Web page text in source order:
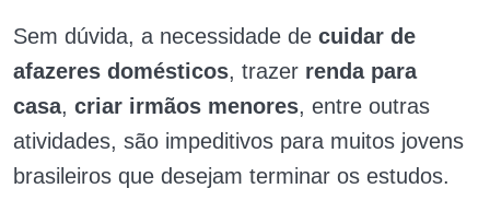
Sem dúvida, a necessidade de cuidar de
afazeres domésticos, trazer renda para
casa, criar irmãos menores, entre outras
atividades, são impeditivos para muitos jovens
brasileiros que desejam terminar os estudos.